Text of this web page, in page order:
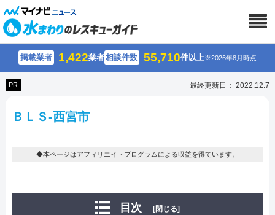
掲載業者 1,422業者相談件数 55,710件以上※2026年8月時点
PR 最終更新日： 2022.12.7
ＢＬＳ-西宮市
◆本ページはアフィリエイトプログラムによる収益を得ています。
目次 [閉じる]